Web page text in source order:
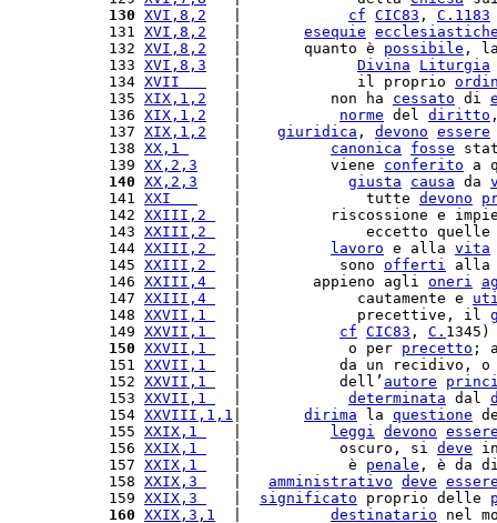
130 XVI,8,2 cf CIC83 , C. 1183
131 XVI,8,2 esequie
132 XVI,8,2
   |       quanto è
possibile ,
133 XVI,8,3 Divina Liturgia
134 XVII
   |             il proprio
135 XIX,1,2
   |          non ha
cessato di
136 XIX,1,2 norme del diritto
137 XIX,1,2 giuridica , devono essere
138 XX,1 canonica fosse
139 XX,2,3
    |          viene
conferito a
140 XX,2,3 giusta causa da
141 XXI
    |              tutte
devono
142 XXIII,2
|          riscossione e
143 XXIII,2
|              eccetto
144 XXIII,2 lavoro e alla vita
145 XXIII,2
  |           sono
offerti
146 XXIII,4
  |        appieno agli
oneri
147 XXIII,4
  |             cautamente e
148 XXVII,1
  |             precettive, il
149 XXVII,1 cf CIC83 , C.
150 XXVII,1
  |            o per
precetto ;
151 XXVII,1
|           da un recidivo,
152 XXVII,1
  |           dell’
autore
153 XXVII,1 determinata dal
154 XXVIII,1,1 dirima la questione
155 XXIX,1 leggi devono
156 XXIX,1
   |           oscuro, si
deve
157 XXIX,1
   |            è
penale , è da
158 XXIX,3 amministrativo deve
159 XXIX,3 significato proprio delle
160 XXIX,3,1 destinatario nel